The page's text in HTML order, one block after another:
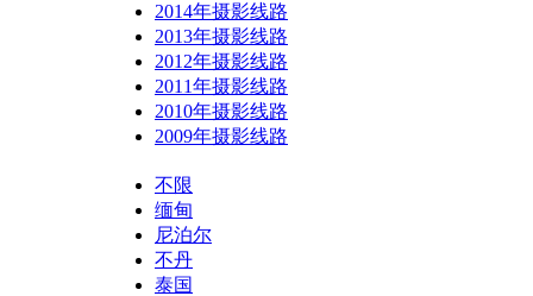
2014年摄影线路
2013年摄影线路
2012年摄影线路
2011年摄影线路
2010年摄影线路
2009年摄影线路
不限
缅甸
尼泊尔
不丹
泰国